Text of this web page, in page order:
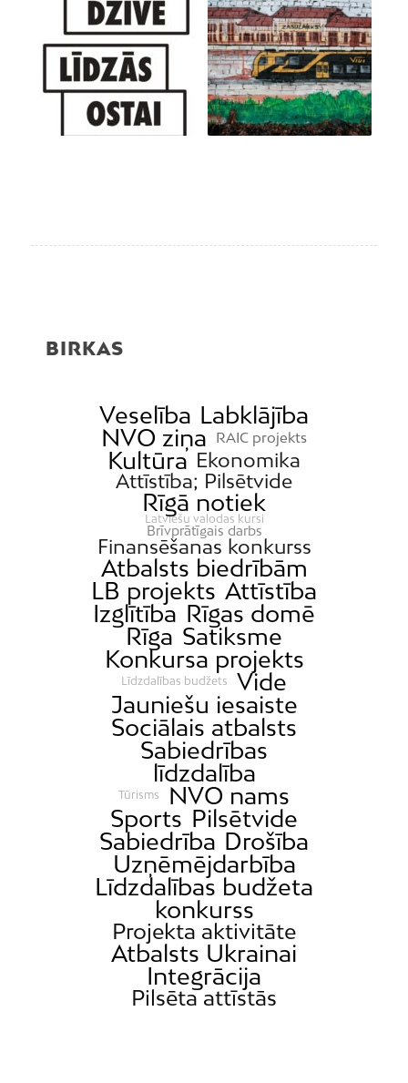
BIRKAS
Veselība Labklājība
NVO ziņa
RAIC projekts
Kultūra Ekonomika
Attīstība; Pilsētvide
Rīgā notiek
Latviešu valodas kursi
Brīvprātīgais darbs
Finansēšanas konkurss
Atbalsts biedrībām
LB projekts Attīstība
Izglītība Rīgas domē
Rīga Satiksme
Konkursa projekts
Līdzdalības budžets
Vide
Jauniešu iesaiste
Sociālais atbalsts
Sabiedrības
līdzdalība
Tūrisms
NVO nams
Sports Pilsētvide
Sabiedrība Drošība
Uzņēmējdarbība
Līdzdalības budžeta
konkurss
Projekta aktivitāte
Atbalsts Ukrainai
Integrācija
Pilsēta attīstās